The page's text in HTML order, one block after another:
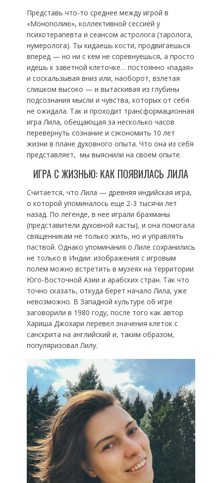
Представь что-то среднее между игрой в
«Монополию», коллективной сессией у
психотерапевта и сеансом астролога (таролога,
нумеролога). Ты кидаешь кости, продвигаешься
вперед — но ни с кем не соревнуешься, а просто
идешь к заветной клеточке… постоянно «падая»
и соскальзывая вниз или, наоборот, взлетая
слишком высоко — и вытаскивая из глубины
подсознания мысли и чувства, которых от себя
не ожидала. Так и проходит трансформационная
игра Лила, обещающая за несколько часов
перевернуть сознание и сэкономить 10 лет
жизни в плане духовного опыта. Что она из себя
представляет, мы выяснили на своем опыте.
ИГРА С ЖИЗНЬЮ: КАК ПОЯВИЛАСЬ ЛИЛА
Считается, что Лила — древняя индийская игра,
о которой упоминалось еще 2-3 тысячи лет
назад. По легенде, в нее играли брахманы
(представители духовной касты), и она помогала
священникам не только жить, но и управлять
паствой. Однако упоминания о Лиле сохранились
не только в Индии: изображения с игровым
полем можно встретить в музеях на территории
Юго-Восточной Азии и арабских стран. Так что
точно сказать, откуда берет начало Лила, уже
невозможно. В Западной культуре об игре
заговорили в 1980 году, после того как автор
Хариша Джохари перевел значения клеток с
санскрита на английский и, таким образом,
популяризовал Лилу.